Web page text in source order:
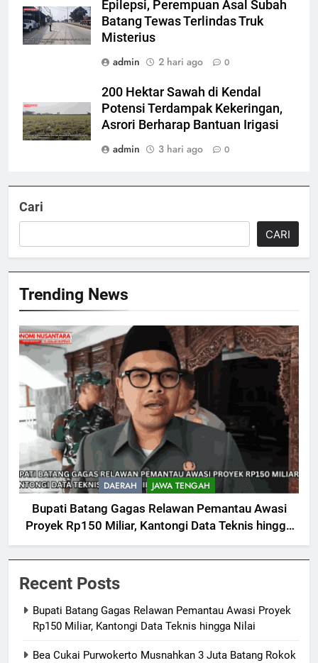
Epilepsi, Perempuan Asal Subah
Batang Tewas Terlindas Truk
Misterius
admin
2 hari ago 0
200 Hektar Sawah di Kendal
Potensi Terdampak Kekeringan,
Asrori Berharap Bantuan Irigasi
admin
3 hari ago 0
Cari
CARI
Trending News
DAERAH JAWA TENGAH
Bupati Batang Gagas Relawan Pemantau Awasi
Proyek Rp150 Miliar, Kantongi Data Teknis hingga
Nilai
Recent Posts
Bupati Batang Gagas Relawan Pemantau Awasi Proyek
Rp150 Miliar, Kantongi Data Teknis hingga Nilai
Bea Cukai Purwokerto Musnahkan 3 Juta Batang Rokok